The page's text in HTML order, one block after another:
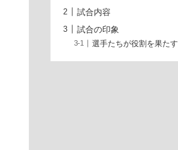
試合内容
試合の印象
選手たちが役割を果たす